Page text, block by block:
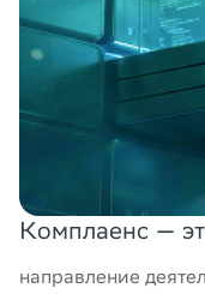
Комплаенс —
направление